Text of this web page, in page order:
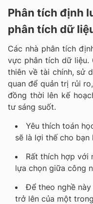
Phân tích định
phân tích dữ
Các nhà phân tích
vực phân tích dữ liệu.
thiên về tài chính, sử
quan để quản trị rủi
đồng thời lên kế
tư sáng suốt.
Yêu thích toán
sẽ là lợi thế cho
Rất thích hợp với
lựa chọn giữa công
Để theo nghề
trở lên của một